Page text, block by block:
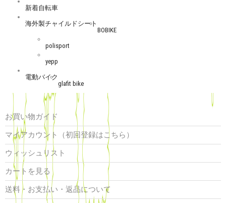
新着自転車
海外製チャイルドシート
BOBIKE
polisport
yepp
電動バイク
glafit bike
お買い物ガイド
マイアカウント（初回登録はこちら）
ウィッシュリスト
カートを見る
送料・お支払い・返品について